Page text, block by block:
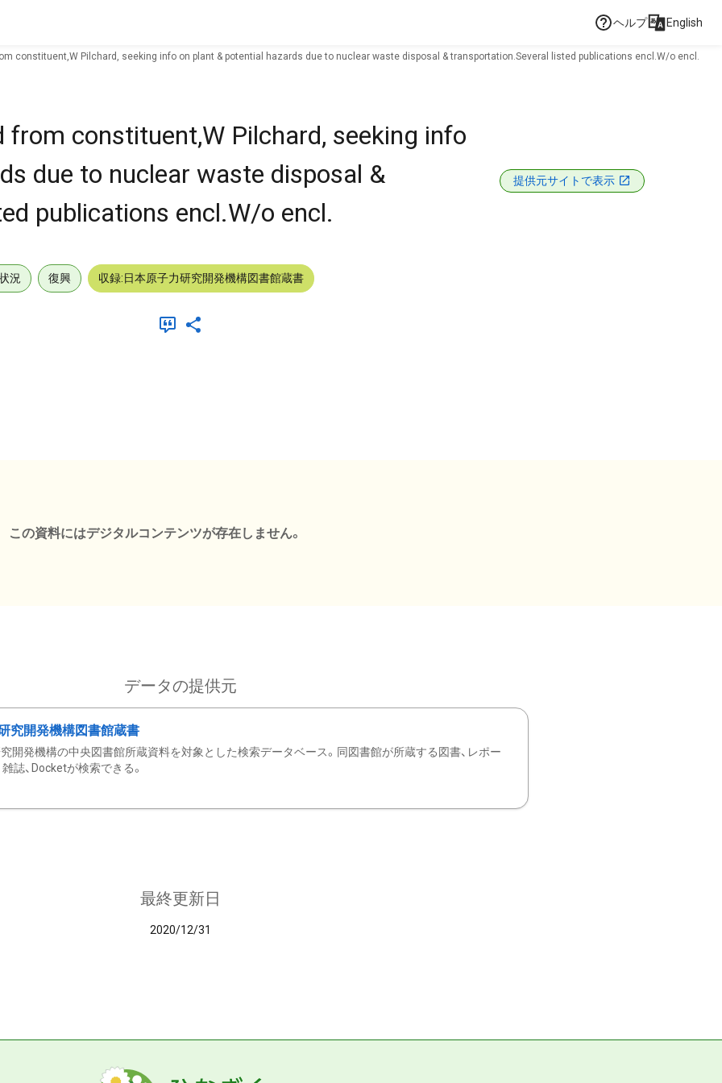
ヘルプ English
constituent,W Pilchard, seeking info on plant & potential hazards due to nuclear waste disposal & transportation.Several listed publications encl.W/o encl.
constituent,W Pilchard, seeking info
due to nuclear waste disposal &
publications encl.W/o encl.
提供元サイトで表示
況 復興 収録:日本原子力研究開発機構図書館蔵書
この資料にはデジタルコンテンツが存在しません。
データの提供元
究開発機構図書館蔵書
開発機構の中央図書館所蔵資料を対象とした検索データベース。同図書館が所蔵する図書、レポー
雑誌、Docketが検索できる。
最終更新日
2020/12/31